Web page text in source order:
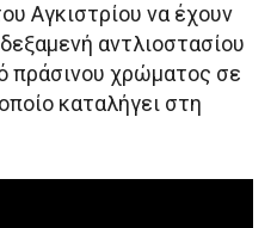
Αγκιστρίου να έχουν
αντλιοστασίου
πράσινου χρώματος σε
καταλήγει στη